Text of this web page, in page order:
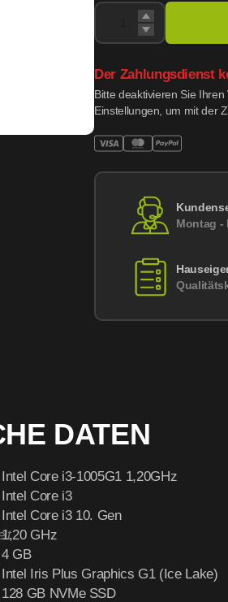
Der Zahlungsdienst
Bitte deaktivieren Sie
Einstellungen, um mit der
Montag -
DATEN
Intel Core i3-1005G1 1,20GHz
Intel Core i3
Intel Core i3 10. Gen
1,20 GHz
4 GB
Intel Iris Plus Graphics G1 (Ice Lake)
128 GB NVMe SSD